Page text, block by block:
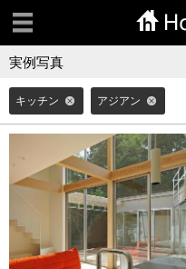
実例写真
キッチン アジアン